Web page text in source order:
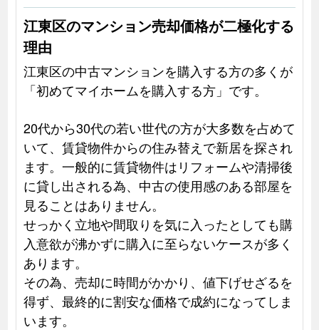
江東区のマンション売却価格が二極化する
理由
江東区の中古マンションを購入する方の多くが
「初めてマイホームを購入する方」です。
20代から30代の若い世代の方が大多数を占めて
いて、賃貸物件からの住み替えで新居を探され
ます。一般的に賃貸物件はリフォームや清掃後
に貸し出される為、中古の使用感のある部屋を
見ることはありません。
せっかく立地や間取りを気に入ったとしても購
入意欲が沸かずに購入に至らないケースが多く
あります。
その為、売却に時間がかかり、値下げせざるを
得ず、最終的に割安な価格で成約になってしま
います。